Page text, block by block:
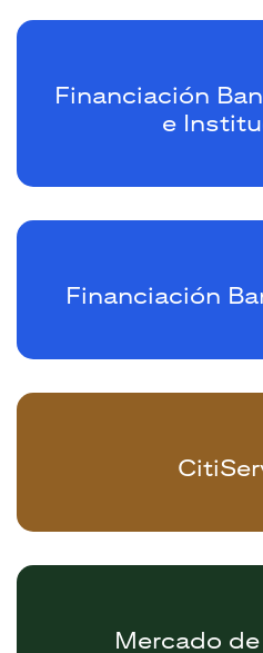
Financiación
e
Financiación
Mercado